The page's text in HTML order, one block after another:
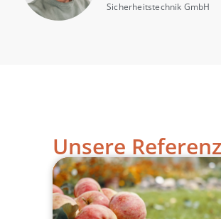
Sicherheitstechnik GmbH
Unsere